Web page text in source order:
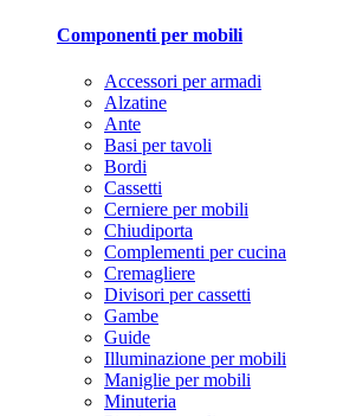
Componenti per mobili
Accessori per armadi
Alzatine
Ante
Basi per tavoli
Bordi
Cassetti
Cerniere per mobili
Chiudiporta
Complementi per cucina
Cremagliere
Divisori per cassetti
Gambe
Guide
Illuminazione per mobili
Maniglie per mobili
Minuteria